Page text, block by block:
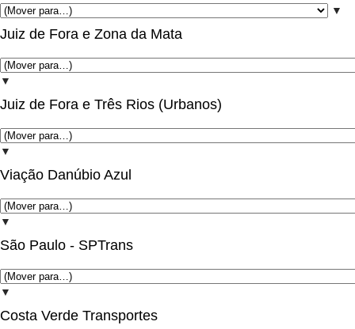
▼
Juiz de Fora e Zona da Mata
▼
Juiz de Fora e Três Rios (Urbanos)
▼
Viação Danúbio Azul
▼
São Paulo - SPTrans
▼
Costa Verde Transportes